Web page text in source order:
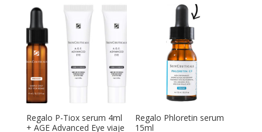
Regalo P-Tiox serum 4ml
+ AGE Advanced Eye viaje
Regalo Phloretin serum
15ml